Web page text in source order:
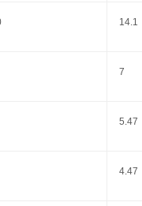
14.1
7
5.47
4.47